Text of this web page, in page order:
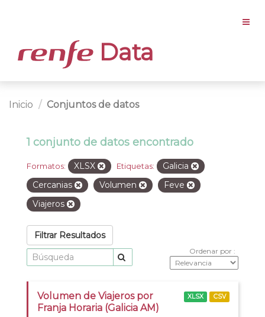
Data
Inicio Conjuntos de datos
1 conjunto de datos encontrado
Formatos: XLSX Etiquetas:
Galicia
Cercanias
Volumen
Feve
Viajeros
Filtrar Resultados
Ordenar por
Volumen de Viajeros por
Franja Horaria (Galicia AM)
XLSX CSV